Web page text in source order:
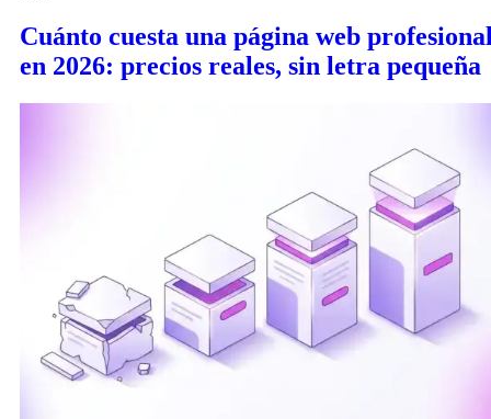
Cuánto cuesta una página web
en 2026: precios reales, sin letra pequeña